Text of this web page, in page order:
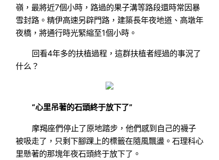
嶺，最將近7個小時，路過的果子溝等路段還時常因暴
雪封路。精伊高速另辟門路，建築長年夜地道、高墩年
夜橋，將通行時光緊縮至1個小時。
回看4年多的扶植過程，這群扶植者經過的事況了
什么？
“心里吊著的石頭終于放下了”
摩羯座們停止了原地踏步，他們感到自己的襪子
被吸走了，只剩下腳踝上的標籤在隨風飄盪。石理科心
里懸著的那塊年夜石頭終于放下了。